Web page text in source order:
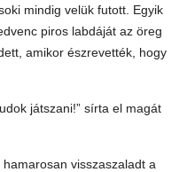
mindig velük futott. Egyik
piros labdáját az öreg
amikor észrevették, hogy
játszani!” sírta el magát
visszaszaladt a